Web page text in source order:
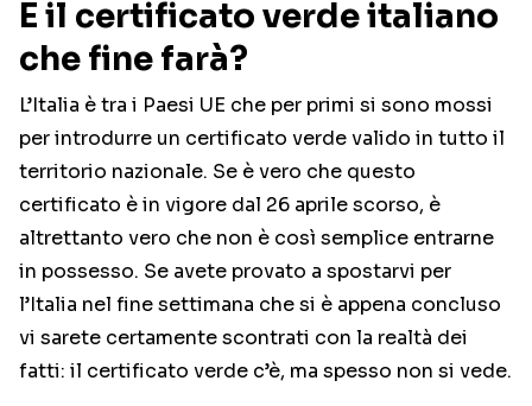
E il certificato verde italiano
che fine farà?
L’Italia è tra i Paesi UE che per primi si sono mossi
per introdurre un certificato verde valido in tutto il
territorio nazionale. Se è vero che questo
certificato è in vigore dal 26 aprile scorso, è
altrettanto vero che non è così semplice entrarne
in possesso. Se avete provato a spostarvi per
l’Italia nel fine settimana che si è appena concluso
vi sarete certamente scontrati con la realtà dei
fatti: il certificato verde c’è, ma spesso non si vede.